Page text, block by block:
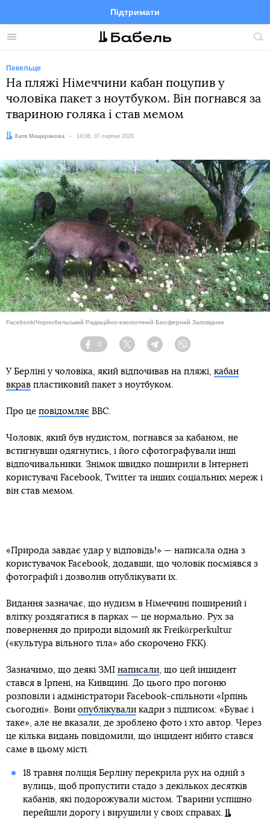
Меню
Підтримати
FacebookTelegramTwitter
Пекельце
На пляжі Німеччини кабан поцупив у
чоловіка пакет з ноутбуком. Він погнався за
твариною голяка і став мемом
Автор:Катя Мещерякова Дата:
14:08, 07 серпня 2020
Facebook/Чорнобильський Радіаційно-екологічний Біосферний Заповідник
Facebook
3
Twitter TelegramViber
У Берліні у чоловіка, який відпочивав на пляжі, кабан
вкрав пластиковий пакет з ноутбуком.
Про це повідомляє BBC.
Чоловік, який був нудистом, погнався за кабаном, не
встигнувши одягнутись, і його сфотографували інші
відпочивальники. Знімок швидко поширили в Інтернеті
користувачі Facebook, Twitter та інших соціальних мереж і
він став мемом.
«Природа завдає удар у відповідь!» — написала одна з
користувачок Facebook, додавши, що чоловік посміявся з
фотографій і дозволив опублікувати їх.
Видання зазначає, що нудизм в Німеччині поширений і
влітку роздягатися в парках — це нормально. Рух за
повернення до природи відомий як Freikörperkultur
(«культура вільного тіла» або скорочено FKK).
Зазначимо, що деякі ЗМІ написали, що цей інцидент
стався в Ірпені, на Київщині. До цього про погоню
розповіли і адміністратори Facebook-спільноти «Ірпінь
сьогодні». Вони опублікували кадри з підписом: «Буває і
таке», але не вказали, де зроблено фото і хто автор. Через
це кілька видань повідомили, що інцидент нібито стався
саме в цьому місті.
18 травня поліція Берліну перекрила рух на одній з
вулиць, щоб пропустити стадо з декількох десятків
кабанів, які подорожували містом. Тварини успішно
перейшли дорогу і вирушили у своїх справах.